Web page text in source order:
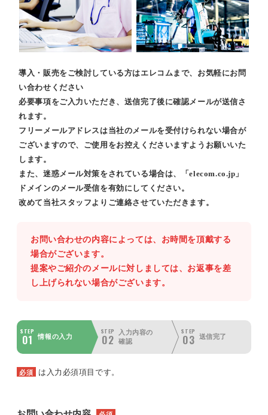
導入・販売をご検討している方はエレコムまで、お気軽にお問
い合わせください
必要事項をご入力いただき、送信完了後に確認メールが送信さ
れます。
フリーメールアドレスは当社のメールを受付けられない場合が
ございますので、ご使用をお控えくださいますようお願いいた
します。
また、迷惑メール対策をされている場合は、「elecom.co.jp」
ドメインのメール受信を有効にしてください。
改めて当社スタッフよりご連絡させていただきます。
お問い合わせの内容によっては、お時間を頂戴する
場合がございます。
提案やご紹介のメールに対しましては、お返事を差
し上げられない場合がございます。
STEP
01 情報の入力
STEP
02
入力内容の
確認
STEP
03 送信完了
必須 は入力必須項目です。